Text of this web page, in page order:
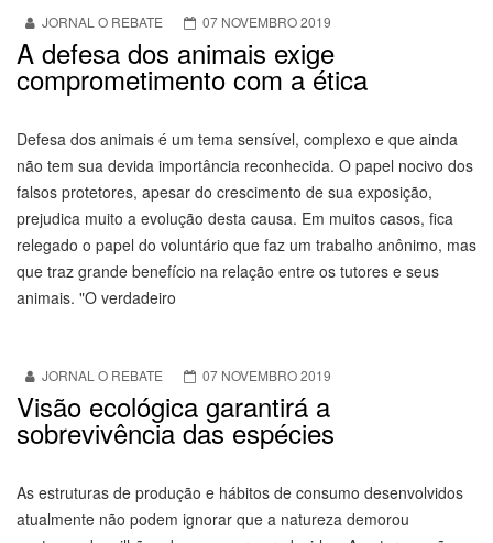
JORNAL O REBATE 07 NOVEMBRO 2019
A defesa dos animais exige
comprometimento com a ética
Defesa dos animais é um tema sensível, complexo e que ainda
não tem sua devida importância reconhecida. O papel nocivo dos
falsos protetores, apesar do crescimento de sua exposição,
prejudica muito a evolução desta causa. Em muitos casos, fica
relegado o papel do voluntário que faz um trabalho anônimo, mas
que traz grande benefício na relação entre os tutores e seus
animais. "O verdadeiro
JORNAL O REBATE 07 NOVEMBRO 2019
Visão ecológica garantirá a
sobrevivência das espécies
As estruturas de produção e hábitos de consumo desenvolvidos
atualmente não podem ignorar que a natureza demorou